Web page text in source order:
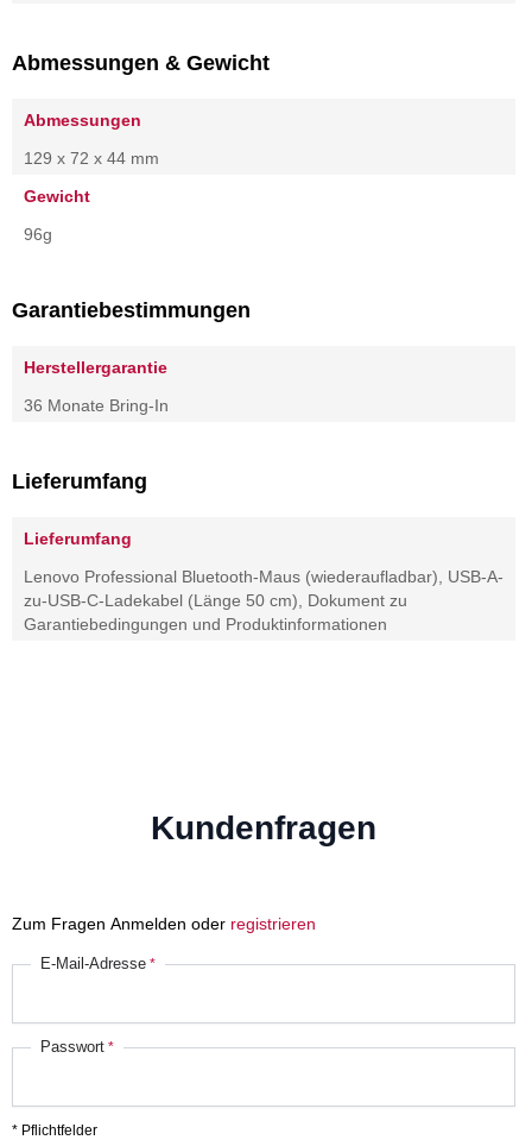
Abmessungen & Gewicht
Abmessungen
129 x 72 x 44 mm
Gewicht
96g
Garantiebestimmungen
Herstellergarantie
36 Monate Bring-In
Lieferumfang
Lieferumfang
Lenovo Professional Bluetooth-Maus (wiederaufladbar), USB-A-
zu-USB-C-Ladekabel (Länge 50 cm), Dokument zu
Garantiebedingungen und Produktinformationen
Kundenfragen
Zum Fragen Anmelden oder registrieren
E-Mail-Adresse
Passwort
* Pflichtfelder